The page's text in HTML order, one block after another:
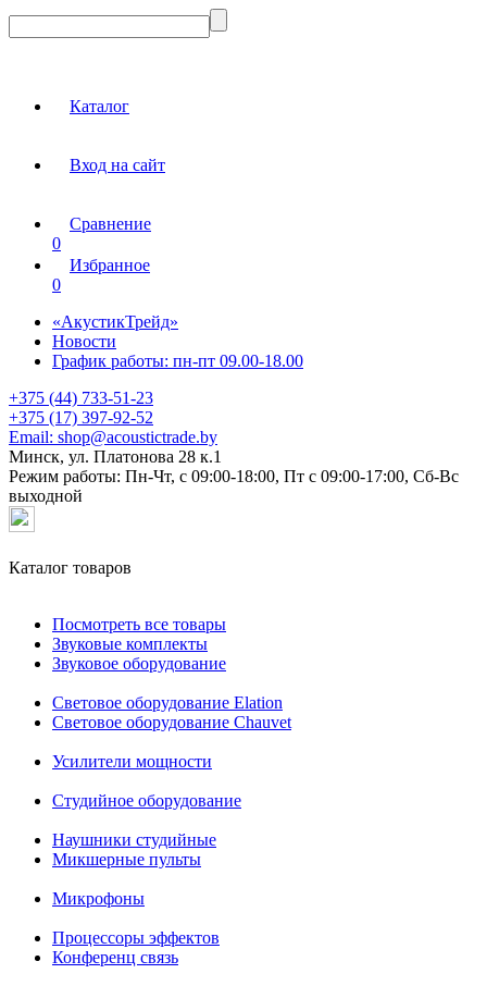
Каталог
Вход на сайт
Сравнение
0
Избранное
0
«АкустикТрейд»
Новости
График работы: пн-пт 09.00-18.00
+375 (44) 733-51-23
+375 (17) 397-92-52
Email: shop@acoustictrade.by
Минск, ул. Платонова 28 к.1
Режим работы: Пн-Чт, с 09:00-18:00, Пт с 09:00-17:00, Сб-Вс
выходной
Каталог товаров
Посмотреть все товары
Звуковые комплекты
Звуковое оборудование
Световое оборудование Elation
Cветовое оборудование Chauvet
Усилители мощности
Студийное оборудование
Наушники студийные
Микшерные пульты
Микрофоны
Процессоры эффектов
Конференц связь